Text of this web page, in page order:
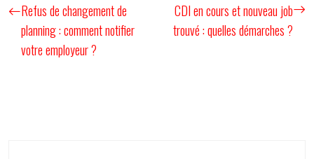
Refus de changement de
planning : comment notifier
votre employeur ?
CDI en cours et nouveau job
trouvé : quelles démarches ?